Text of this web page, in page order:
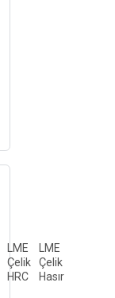
LME
Çelik
HRC
LME
Çelik
Hasır